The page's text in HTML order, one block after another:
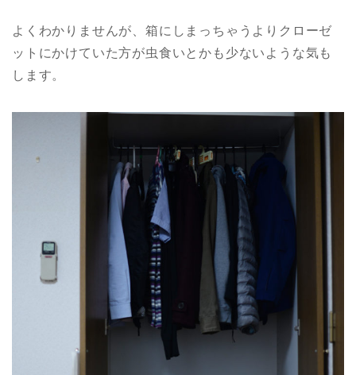
よくわかりませんが、箱にしまっちゃうよりクローゼ
ットにかけていた方が虫食いとかも少ないような気も
します。